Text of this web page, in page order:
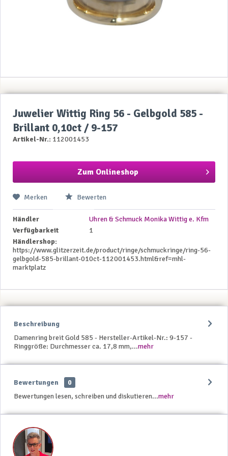
Juwelier Wittig Ring 56 - Gelbgold 585 -
Brillant 0,10ct / 9-157
Artikel-Nr.: 112001453
Zum Onlineshop
Merken Bewerten
Händler
Uhren & Schmuck Monika Wittig e. Kfm
Verfügbarkeit
1
Händlershop:
https://www.glitzerzeit.de/product/ringe/schmuckringe/ring-56-
gelbgold-585-brillant-010ct-112001453.html&ref=mhl-
marktplatz
Beschreibung
Damenring breit Gold 585 - Hersteller-Artikel-Nr.: 9-157 -
Ringgröße: Durchmesser ca. 17,8 mm,...mehr
Bewertungen
0
Bewertungen lesen, schreiben und diskutieren...mehr